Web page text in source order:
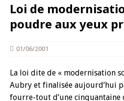
Loi de
poudre aux yeux
01/06/2001
La loi dite de « modernisation
Aubry et finalisée aujourd’hui
fourre-tout d’une cinquantaine